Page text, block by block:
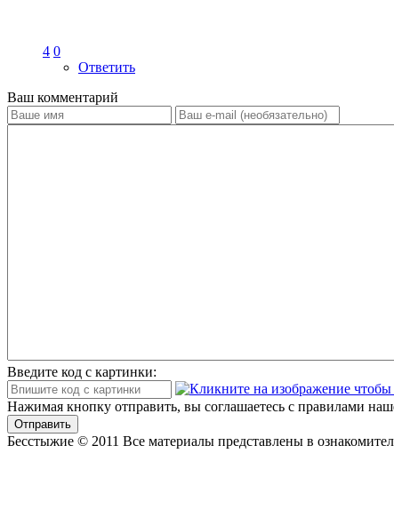
4 0
Ответить
Ваш комментарий
Введите код с картинки:
Нажимая кнопку отправить, вы соглашаетесь с правилами
Отправить
Бесстыжие © 2011 Все материалы представлены в